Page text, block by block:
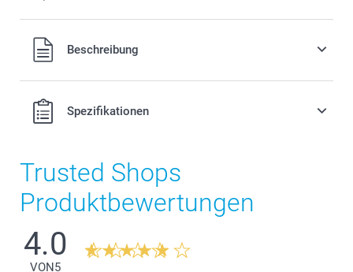
Alle Preise verstehen sich in Schweizer Franken (CHF) inkl.
MwSt. und zzgl. Versandkosten.
Beschreibung
Spezifikationen
Trusted Shops
Produktbewertungen
4.0
VON5